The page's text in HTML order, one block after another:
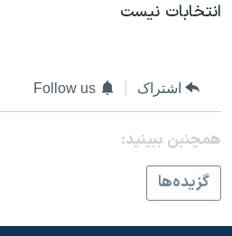
گالری عکس
اعتراضات زن، زندگی، آزادی
دادگاه حمید نوری
چهل سال گروگان‌گیری
قانون شفافیت دارائی کادر رهبری ایران
انتخابات نيست
اشتراک Follow us
همچنبن ببینید:
گزيده‌ها